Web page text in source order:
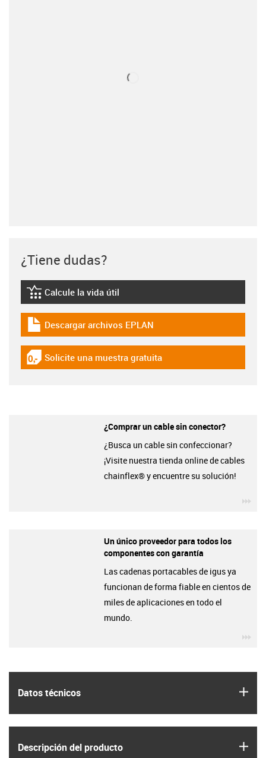
Datos técnicos
Descripción del producto
¿Tiene dudas?
igus-icon-lebensdauerrechner
Calcule la vida útil
igus-icon-download-plan
Descargar archivos EPLAN
igus-icon-gratismuster
Solicite una muestra gratuita
¿Comprar un cable sin conector?
¿Busca un cable sin confeccionar?
¡Visite nuestra tienda online de cables
chainflex® y encuentre su solución!
Un único proveedor para todos los
componentes con garantía
Las cadenas portacables de igus ya
funcionan de forma fiable en cientos de
miles de aplicaciones en todo el
mundo.